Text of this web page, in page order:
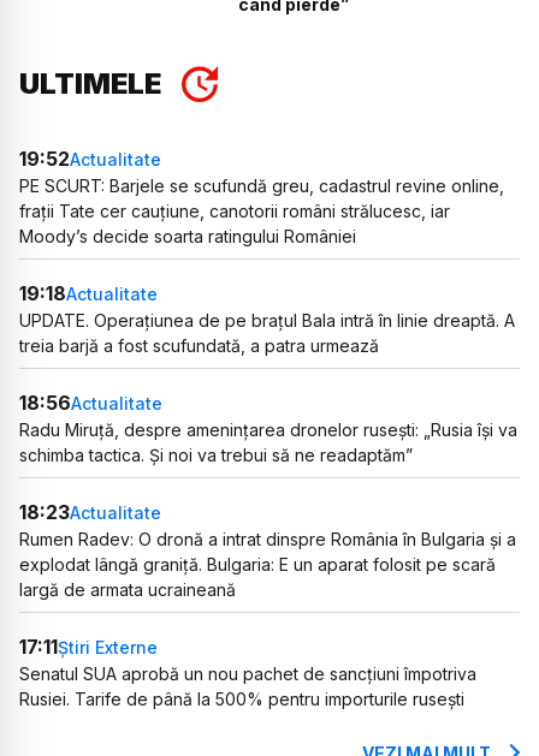
când pierde”
ULTIMELE
19:52Actualitate
PE SCURT: Barjele se scufundă greu, cadastrul revine online,
frații Tate cer cauțiune, canotorii români strălucesc, iar
Moody’s decide soarta ratingului României
19:18Actualitate
UPDATE. Operațiunea de pe brațul Bala intră în linie dreaptă. A
treia barjă a fost scufundată, a patra urmează
18:56Actualitate
Radu Miruță, despre amenințarea dronelor rusești: „Rusia își va
schimba tactica. Și noi va trebui să ne readaptăm”
18:23Actualitate
Rumen Radev: O dronă a intrat dinspre România în Bulgaria și a
explodat lângă graniță. Bulgaria: E un aparat folosit pe scară
largă de armata ucraineană
17:11Știri Externe
Senatul SUA aprobă un nou pachet de sancțiuni împotriva
Rusiei. Tarife de până la 500% pentru importurile rusești